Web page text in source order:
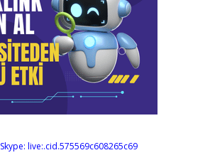
Skype: live:.cid.575569c608265c69